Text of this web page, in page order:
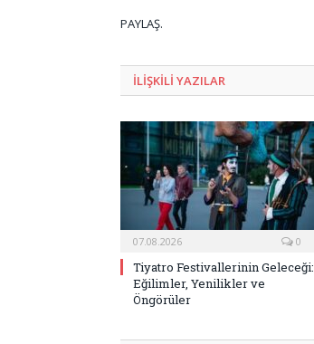
PAYLAŞ.
ILIŞKILI YAZILAR
07.08.2026 0
Tiyatro Festivallerinin Geleceği:
Eğilimler, Yenilikler ve
Öngörüler